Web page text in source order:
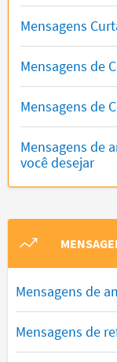
Mensagens
Mensagens de
Mensagens de
Mensagens de
você desejar
Mensagens de
Mensagens de